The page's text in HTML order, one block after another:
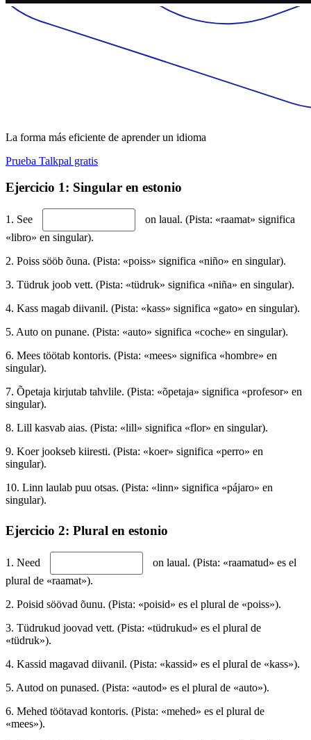
La forma más eficiente de aprender un idioma
Prueba Talkpal gratis
Ejercicio 1: Singular en estonio
1. See
on laual. (Pista: «raamat» significa
«libro» en singular).
2. Poiss sööb õuna. (Pista: «poiss» significa «niño» en singular).
3. Tüdruk joob vett. (Pista: «tüdruk» significa «niña» en singular).
4. Kass magab diivanil. (Pista: «kass» significa «gato» en singular).
5. Auto on punane. (Pista: «auto» significa «coche» en singular).
6. Mees töötab kontoris. (Pista: «mees» significa «hombre» en
singular).
7. Õpetaja kirjutab tahvlile. (Pista: «õpetaja» significa «profesor» en
singular).
8. Lill kasvab aias. (Pista: «lill» significa «flor» en singular).
9. Koer jookseb kiiresti. (Pista: «koer» significa «perro» en
singular).
10. Linn laulab puu otsas. (Pista: «linn» significa «pájaro» en
singular).
Ejercicio 2: Plural en estonio
1. Need
on laual. (Pista: «raamatud» es el
plural de «raamat»).
2. Poisid söövad õunu. (Pista: «poisid» es el plural de «poiss»).
3. Tüdrukud joovad vett. (Pista: «tüdrukud» es el plural de
«tüdruk»).
4. Kassid magavad diivanil. (Pista: «kassid» es el plural de «kass»).
5. Autod on punased. (Pista: «autod» es el plural de «auto»).
6. Mehed töötavad kontoris. (Pista: «mehed» es el plural de
«mees»).